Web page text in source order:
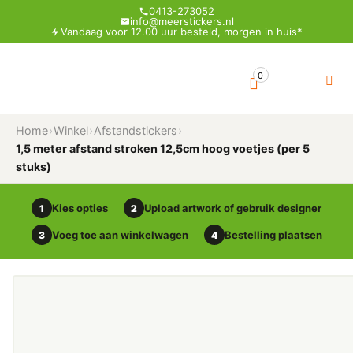
0413-273052
info@meerstickers.nl
Vandaag voor 12.00 uur besteld, morgen in huis*
0
Home›Winkel›Afstandstickers›
1,5 meter afstand stroken 12,5cm hoog voetjes (per 5
stuks)
1 Kies opties 2 Upload artwork of gebruik designer
3 Voeg toe aan winkelwagen 4 Bestelling plaatsen